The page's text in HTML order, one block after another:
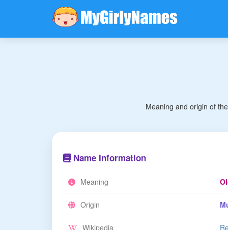
Meaning and origin of
Name Information
Meaning
Origin
Wikipedia